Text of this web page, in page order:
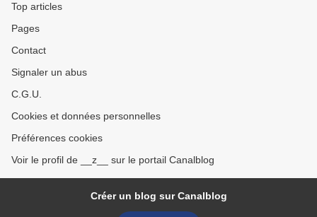
Top articles
Pages
Contact
Signaler un abus
C.G.U.
Cookies et données personnelles
Préférences cookies
Voir le profil de __z__ sur le portail Canalblog
Créer un blog sur Canalblog